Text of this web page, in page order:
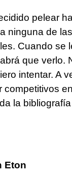
pelear
ninguna de
Cuando se
que verlo.
intentar. A
competitivos
la
Eton